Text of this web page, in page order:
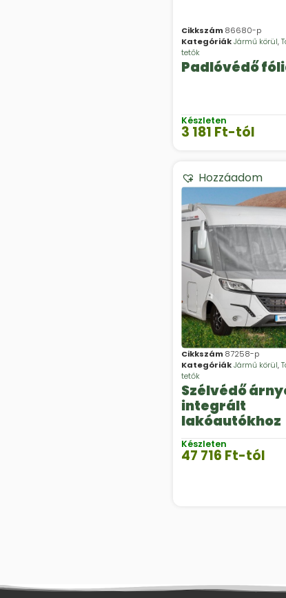
Cikkszám 86680-p
Kategóriák Jármű körül,
tetők
Padlóvédő
Készleten
3 181 Ft-tól
Hozzáadom
Cikkszám 87258-p
Kategóriák Jármű körül,
tetők
Szélvédő
integrált
lakóautókhoz
Készleten
47 716 Ft-tól